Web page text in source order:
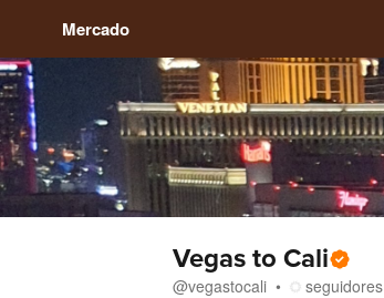
Mercado
Vegas to Cali
@vegastocali seguidores